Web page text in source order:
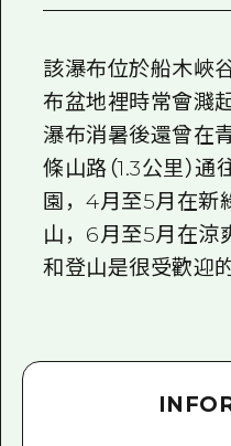
廣島縣觀
該瀑布位於船木峽
布盆地裡時常會濺
瀑布消暑後還曾在
條山路（1.3公里）
園，4月至5月在新
山，6月至5月在涼
和登山是很受歡迎的